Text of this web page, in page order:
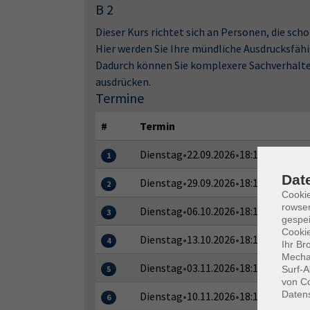
B 2
Dieser Kurs richtet sich an Personen, die
Hier werden Sie Ihre mündliche
Dadurch können Sie komplexere
ausdrücken.
Termine
# Termin
1 Dienstag•22.09.2026•18:15–19:45 Uhr
2 Dienstag•29.09.2026•18:15–19:45
3 Dienstag•06.10.2026•18:15–19:45 Uhr
4 Dienstag•13.10.2026•18:15–19:45
5 Dienstag•03.11.2026•18:15–19:45
6 Dienstag•10.11.2026•18:15–19:45
Ihr
Surf-
von